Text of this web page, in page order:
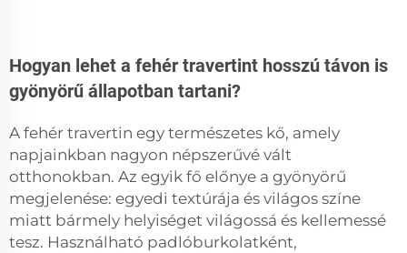
Hogyan lehet a fehér travertint hosszú távon is
gyönyörű állapotban tartani?
A fehér travertin egy természetes kő, amely
napjainkban nagyon népszerűvé vált
otthonokban. Az egyik fő előnye a gyönyörű
megjelenése: egyedi textúrája és világos színe
miatt bármely helyiséget világossá és kellemessé
tesz. Használható padlóburkolatként,